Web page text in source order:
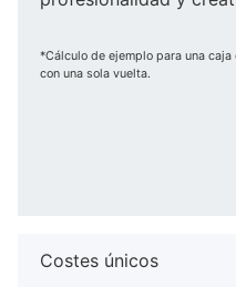
*Cálculo de ejemplo para una
con una sola vuelta.
Costes únicos